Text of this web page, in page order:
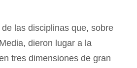
las disciplinas que, sobre
dieron lugar a la
tres dimensiones de gran